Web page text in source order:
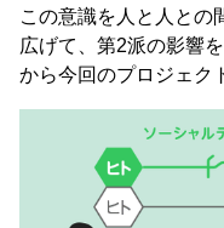
この意識を人と人と
広げて、第2派の影響
から今回のプロジェク